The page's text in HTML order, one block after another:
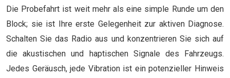
Die Probefahrt ist weit mehr als eine simple Runde um den
Block; sie ist Ihre erste Gelegenheit zur aktiven Diagnose.
Schalten Sie das Radio aus und konzentrieren Sie sich auf
die akustischen und haptischen Signale des Fahrzeugs.
Jedes Geräusch, jede Vibration ist ein potenzieller Hinweis